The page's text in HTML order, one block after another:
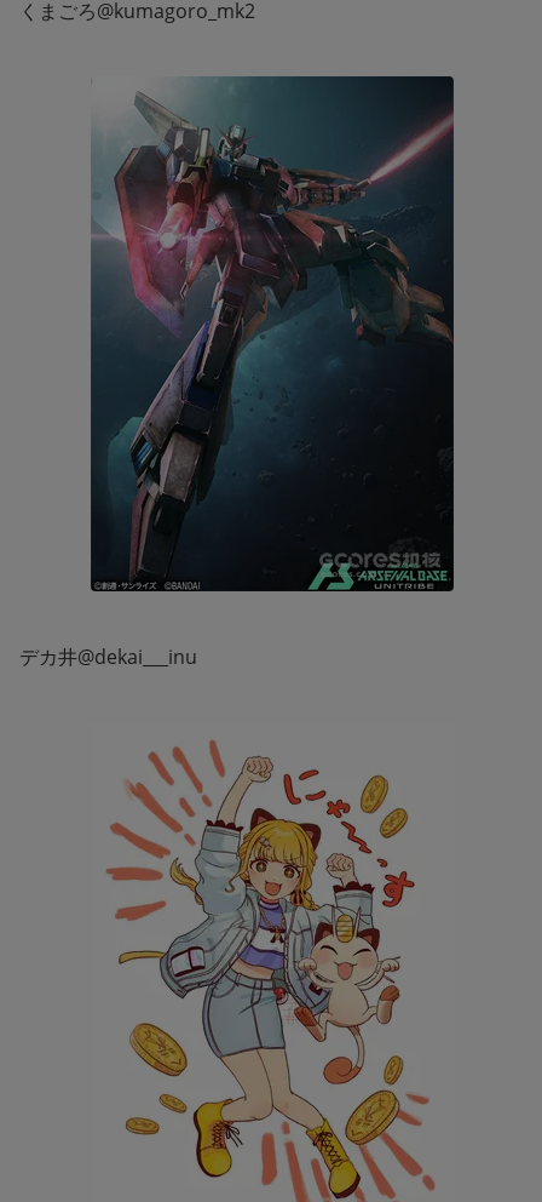
くまごろ@kumagoro_mk2
デカ井@dekai___inu